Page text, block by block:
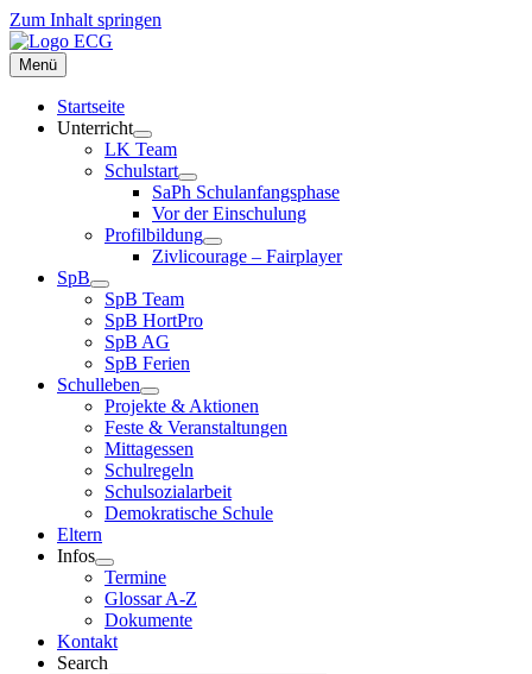
Zum Inhalt springen
Menü
Startseite
Unterricht
LK Team
Schulstart
SaPh Schulanfangsphase
Vor der Einschulung
Profilbildung
Zivlicourage – Fairplayer
SpB
SpB Team
SpB HortPro
SpB AG
SpB Ferien
Schulleben
Projekte & Aktionen
Feste & Veranstaltungen
Mittagessen
Schulregeln
Schulsozialarbeit
Demokratische Schule
Eltern
Infos
Termine
Glossar A-Z
Dokumente
Kontakt
Search